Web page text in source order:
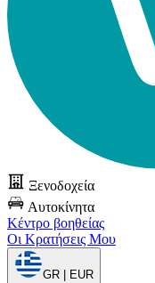
Ξενοδοχεία
Αυτοκίνητα
Κέντρο βοηθείας
Οι Κρατήσεις Μου
GR | EUR